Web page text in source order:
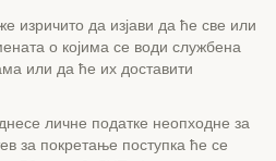
изричито да изјави да ће све или
о којима се води службена
или да ће их доставити
личне податке неопходне за
за покретање поступка ће се